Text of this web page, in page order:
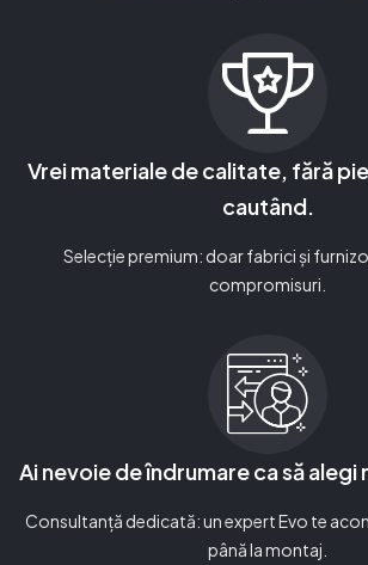
Vrei materiale de calitate, fără
cautând.
Selecție premium: doar fabrici și
compromisuri.
Ai nevoie de îndrumare ca să
Consultanță dedicată: un expert Evo te
până la montaj.